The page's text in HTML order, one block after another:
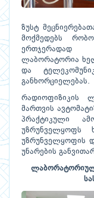
ზუსტ
მოქმედებს
ერთჯერადად
ლაბორატორია
და
განხორციელებას.
რადიოფიზიკის
მართვის
პრაქტიკული
უზრუნველყოფს
უზრუნველყოფის
უნარების